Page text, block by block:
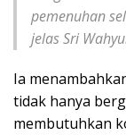
pemenuhan
jelas Sri
Ia
tidak hanya
membutuhkan